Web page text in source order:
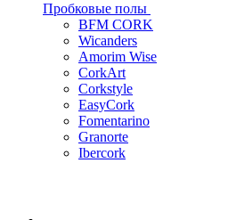
Пробковые полы
BFM CORK
Wicanders
Amorim Wise
CorkArt
Corkstyle
EasyCork
Fomentarino
Granorte
Ibercork